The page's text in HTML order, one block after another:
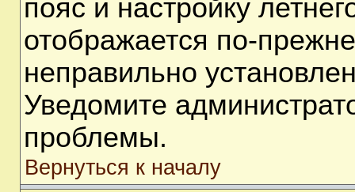
пояс и настройку
отображается по-
неправильно
Уведомите
проблемы.
Вернуться к началу